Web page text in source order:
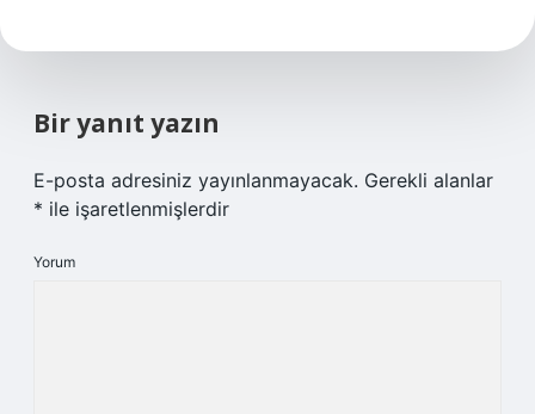
Bir yanıt yazın
E-posta adresiniz yayınlanmayacak. Gerekli alanlar
* ile işaretlenmişlerdir
Yorum